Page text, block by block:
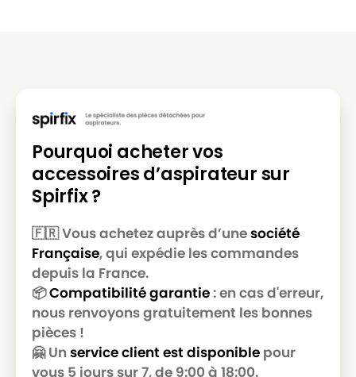
HOOVER
HOOVER CLASSIC507
HOOVER
HOOVER H1
HOOVER
HOOVER JUNIOR(Série)
HOOVER
HOOVER JUNIOR1338
HOOVER
HOOVER JUNIOR1346
HOOVER
HOOVER JUNIOR1354
HOOVER
HOOVER JUNIOR612
Pourquoi acheter vos
accessoires d’aspirateur sur
Spirfix ?
🇫🇷 Vous achetez auprès d’unesociété
Française, qui expédie les commandes
depuis la France.
📦Compatibilité garantie: en cas d'erreur,
nous renvoyons gratuitement les bonnes
pièces !
🤗 Un service client est disponible pour
vous 5 jours sur 7, de 9:00 à 18:00.